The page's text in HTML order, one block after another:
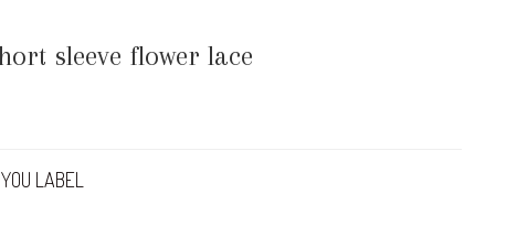
sleeve flower lace
LABEL